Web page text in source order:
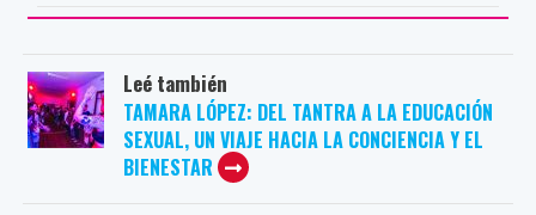
Leé también
TAMARA LÓPEZ: DEL TANTRA A LA EDUCACIÓN
SEXUAL, UN VIAJE HACIA LA CONCIENCIA Y EL
BIENESTAR